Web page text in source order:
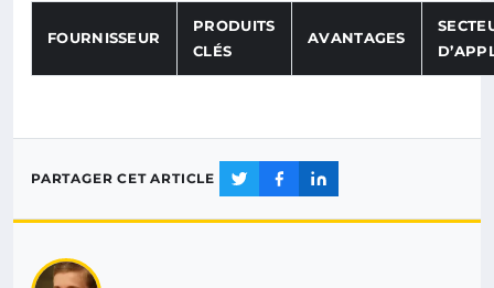
FOURNISSEUR
PRODUITS
CLÉS
AVANTAGES
PARTAGER CET ARTICLE